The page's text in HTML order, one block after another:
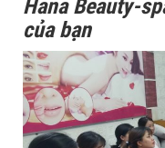
Hana Beauty-
của bạn